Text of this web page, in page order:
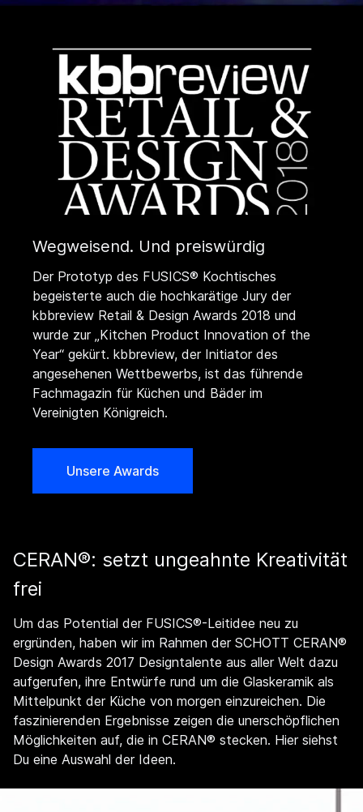
Wegweisend. Und preiswürdig
Der Prototyp des FUSICS® Kochtisches
begeisterte auch die hochkarätige Jury der
kbbreview Retail & Design Awards 2018 und
wurde zur „Kitchen Product Innovation of the
Year“ gekürt. kbbreview, der Initiator des
angesehenen Wettbewerbs, ist das führende
Fachmagazin für Küchen und Bäder im
Vereinigten Königreich.
Unsere Awards
CERAN®: setzt ungeahnte Kreativität
frei
Um das Potential der FUSICS®-Leitidee neu zu
ergründen, haben wir im Rahmen der SCHOTT CERAN®
Design Awards 2017 Designtalente aus aller Welt dazu
aufgerufen, ihre Entwürfe rund um die Glaskeramik als
Mittelpunkt der Küche von morgen einzureichen. Die
faszinierenden Ergebnisse zeigen die unerschöpflichen
Möglichkeiten auf, die in CERAN® stecken. Hier siehst
Du eine Auswahl der Ideen.